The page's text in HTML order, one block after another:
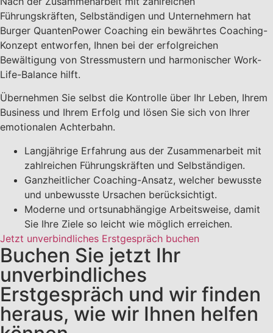
Führungskräften, Selbständigen und Unternehmern hat
Burger QuantenPower Coaching ein bewährtes Coaching-
Konzept entworfen, Ihnen bei der erfolgreichen
Bewältigung von Stressmustern und harmonischer Work-
Life-Balance hilft.
Übernehmen Sie selbst die Kontrolle über Ihr Leben, Ihrem
Business und Ihrem Erfolg und lösen Sie sich von Ihrer
emotionalen Achterbahn.
Langjährige Erfahrung aus der Zusammenarbeit mit
zahlreichen Führungskräften und Selbständigen.
Ganzheitlicher Coaching-Ansatz, welcher bewusste
und unbewusste Ursachen berücksichtigt.
Moderne und ortsunabhängige Arbeitsweise, damit
Sie Ihre Ziele so leicht wie möglich erreichen.
Jetzt unverbindliches Erstgespräch buchen
Buchen Sie jetzt Ihr
unverbindliches
Erstgespräch und wir finden
heraus, wie wir Ihnen helfen